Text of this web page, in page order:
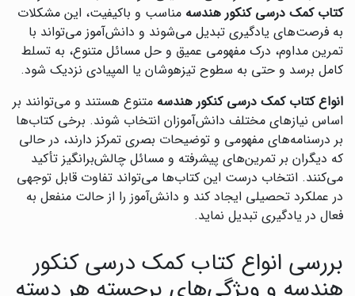
کتاب کمک درسی کنکور هندسه مناسب و باکیفیت، این مشکلات
به فرصت‌های یادگیری تبدیل می‌شوند و دانش‌آموز می‌تواند با
تمرین مداوم، درک مفهومی عمیق و حل مسائل متنوع، به تسلط
کامل برسد و حتی به سطوح تیزهوشان یا المپیادی نزدیک شود.
انواع کتاب کمک درسی کنکور هندسه متنوع هستند و می‌توانند بر
اساس نیازهای مختلف دانش‌آموزان انتخاب شوند. برخی کتاب‌ها
بر درسنامه‌های مفهومی و توضیحات بصری تمرکز دارند، در حالی
که دیگران بر تمرین‌های پیشرفته و مسائل چالش‌برانگیز تأکید
می‌کنند. انتخاب درست این کتاب‌ها می‌تواند تفاوت قابل توجهی
در عملکرد تحصیلی ایجاد کند و دانش‌آموز را از حالت منفعل به
فعال در یادگیری تبدیل نماید.
بررسی انواع کتاب کمک درسی کنکور
هندسه و ویژگی‌های برجسته هر دسته